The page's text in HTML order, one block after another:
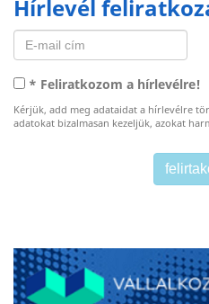
Hírlevél
* Feliratkozom a hírlevélre!
Kérjük, add meg adataidat a hírlevélre
adatokat bizalmasan kezeljük, azokat